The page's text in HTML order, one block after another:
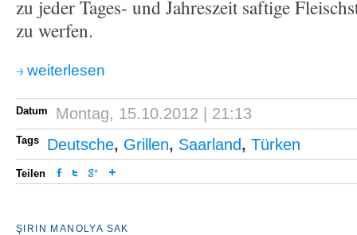
zu jeder Tages- und Jahreszeit saftige
zu werfen.
weiterlesen
Datum Montag, 15.10.2012 | 21:13
Tags Deutsche, Grillen, Saarland, Türken
Teilen
ŞIRIN MANOLYA SAK